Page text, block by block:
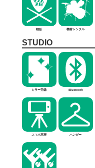
物販 機材レンタル
STUDIO
ミラー完備 Bluetooth
スマホ三脚 ハンガー